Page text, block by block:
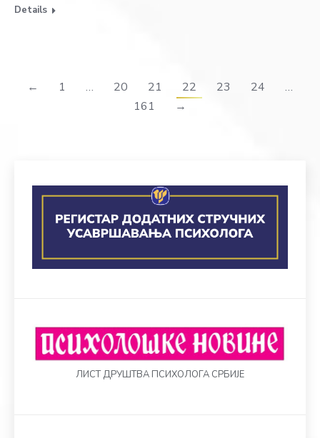
Details
← 1 … 20 21 22 23 24
…
161
→
ЛИСТ ДРУШТВА ПСИХОЛОГА СРБИЈЕ